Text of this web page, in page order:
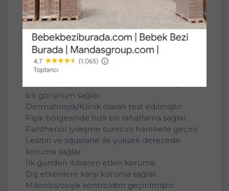
pH 5.5 değeri ile cildin koruyucu asit
örtüsünü korur.
Pişiği oluşmadan önlemek, pişik oluştuktan
sonra tedavi etmekten daha kolaydır.
Her bez değişiminden sonra kullanabilirsiniz.
Anti alerjik yapısı sayesinde bebeğinizde
güvenle kullanabilirsiniz.
bir görünüm sağlar.
Dermatolojik/Klinik olarak test edilmiştir.
Pişik bölgesinde hızlı bir rahatlama sağlar.
Panthenol iyileşme sürecini harekete geçirir.
Lesitin ve squalane ile yüksek derecede
koruma sağlar.
İlk günden itibaren etkin koruma
Dış etkenlere karşı koruma sağlar.
Mikrobiyolojik kontrolden geçirilmiştir.